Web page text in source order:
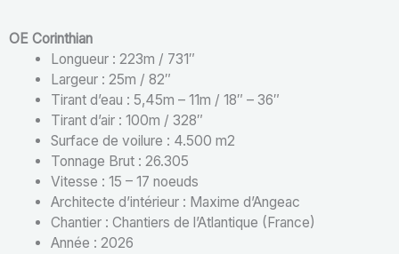
OE Corinthian
Longueur : 223m / 731″
Largeur : 25m / 82″
Tirant d’eau : 5,45m – 11m / 18″ – 36″
Tirant d’air : 100m / 328″
Surface de voilure : 4.500 m2
Tonnage Brut : 26.305
Vitesse : 15 – 17 noeuds
Architecte d’intérieur : Maxime d’Angeac
Chantier : Chantiers de l’Atlantique (France)
Année : 2026